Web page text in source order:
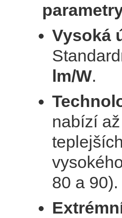
Vysoká
lm/W.
nabízí
80 a 90).